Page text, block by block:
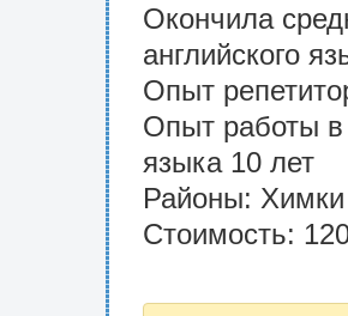
Окончила
английского
Опыт
Опыт работы в
языка 10 лет
Районы:
Стоимость: